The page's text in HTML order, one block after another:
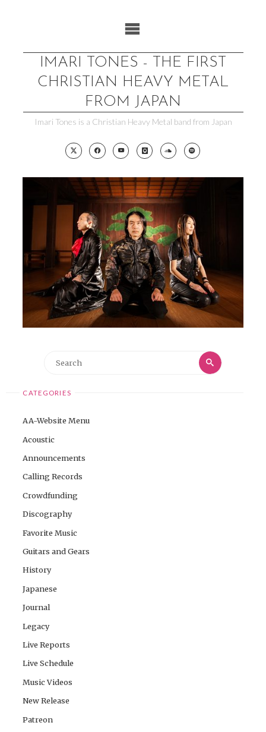
IMARI TONES - THE FIRST
CHRISTIAN HEAVY METAL
FROM JAPAN
Imari Tones is a Christian Heavy Metal band from Japan
Search
Search
CATEGORIES
AA-Website Menu
Acoustic
Announcements
Calling Records
Crowdfunding
Discography
Favorite Music
Guitars and Gears
History
Japanese
Journal
Legacy
Live Reports
Live Schedule
Music Videos
New Release
Patreon